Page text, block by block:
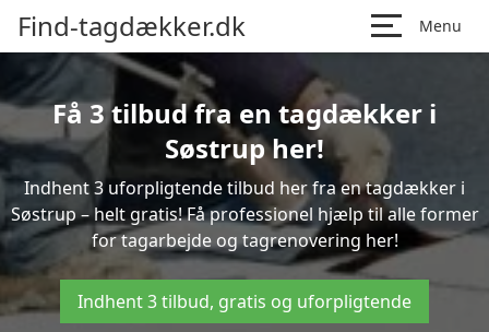
Find-tagdækker.dk Menu
Få 3 tilbud fra en tagdækker i
Søstrup her!
Indhent 3 uforpligtende tilbud her fra en tagdækker i
Søstrup – helt gratis! Få professionel hjælp til alle former
for tagarbejde og tagrenovering her!
Indhent 3 tilbud, gratis og uforpligtende